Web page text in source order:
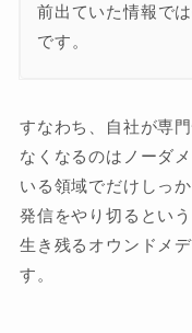
前出ていた情報で
です。
すなわち、自社が専
なくなるのはノーダ
いる領域でだけしっ
発信をやり切るとい
生き残るオウンドメ
す。